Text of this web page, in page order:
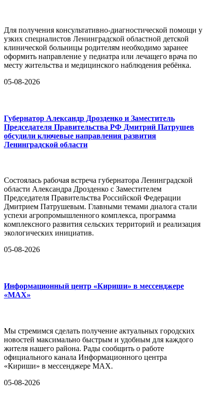
Для получения консультативно-диагностической помощи у
узких специалистов Ленинградской областной детской
клинической больницы родителям необходимо заранее
оформить направление у педиатра или лечащего врача по
месту жительства и медицинского наблюдения ребёнка.
05-08-2026
Губернатор Александр Дрозденко и Заместитель
Председателя Правительства РФ Дмитрий Патрушев
обсудили ключевые направления развития
Ленинградской области
Состоялась рабочая встреча губернатора Ленинградской
области Александра Дрозденко с Заместителем
Председателя Правительства Российской Федерации
Дмитрием Патрушевым. Главными темами диалога стали
успехи агропромышленного комплекса, программа
комплексного развития сельских территорий и реализация
экологических инициатив.
05-08-2026
Информационный центр «Кириши» в мессенджере
«MAX»
Мы стремимся сделать получение актуальных городских
новостей максимально быстрым и удобным для каждого
жителя нашего района. Рады сообщить о работе
официального канала Информационного центра
«Кириши» в мессенджере MAX.
05-08-2026